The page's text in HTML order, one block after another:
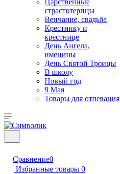
Царственные
страстотерпцы
Венчание, свадьба
Крестнику и
крестнице
День Ангела,
именины
День Святой Троицы
В школу
Новый год
9 Мая
Товары для отпевания
Сравнение0
Избранные товары 0